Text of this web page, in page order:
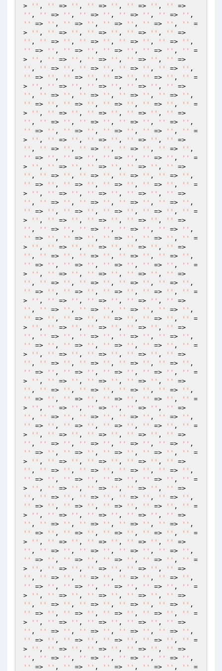
>
'' , '' => '' , '' => '' , '' => '' , ''
'' , '' => '' , '' => '' , '' => '' , '' => ''
''
=> '' , '' => '' , '' => '' , '' => '' , ''
=
>
'' , '' => '' , '' => '' , '' => '' , ''
'' , '' => '' , '' => '' , '' => '' , '' => ''
''
=> '' , '' => '' , '' => '' , '' => '' , ''
=
>
'' , '' => '' , '' => '' , '' => '' , ''
'' , '' => '' , '' => '' , '' => '' , '' => ''
''
=> '' , '' => '' , '' => '' , '' => '' , ''
=
>
'' , '' => '' , '' => '' , '' => '' , ''
'' , '' => '' , '' => '' , '' => '' , '' => ''
''
=> '' , '' => '' , '' => '' , '' => '' , ''
=
>
'' , '' => '' , '' => '' , '' => '' , ''
'' , '' => '' , '' => '' , '' => '' , '' => ''
''
=> '' , '' => '' , '' => '' , '' => '' , ''
=
>
'' , '' => '' , '' => '' , '' => '' , ''
'' , '' => '' , '' => '' , '' => '' , '' => ''
''
=> '' , '' => '' , '' => '' , '' => '' , ''
=
>
'' , '' => '' , '' => '' , '' => '' , ''
'' , '' => '' , '' => '' , '' => '' , '' => ''
''
=> '' , '' => '' , '' => '' , '' => '' , ''
=
>
'' , '' => '' , '' => '' , '' => '' , ''
'' , '' => '' , '' => '' , '' => '' , '' => ''
''
=> '' , '' => '' , '' => '' , '' => '' , ''
=
>
'' , '' => '' , '' => '' , '' => '' , ''
'' , '' => '' , '' => '' , '' => '' , '' => ''
''
=> '' , '' => '' , '' => '' , '' => '' , ''
=
>
'' , '' => '' , '' => '' , '' => '' , ''
'' , '' => '' , '' => '' , '' => '' , '' => ''
''
=> '' , '' => '' , '' => '' , '' => '' , ''
=
>
'' , '' => '' , '' => '' , '' => '' , ''
'' , '' => '' , '' => '' , '' => '' , '' => ''
''
=> '' , '' => '' , '' => '' , '' => '' , ''
=
>
'' , '' => '' , '' => '' , '' => '' , ''
'' , '' => '' , '' => '' , '' => '' , '' => ''
''
=> '' , '' => '' , '' => '' , '' => '' , ''
=
>
'' , '' => '' , '' => '' , '' => '' , ''
'' , '' => '' , '' => '' , '' => '' , '' => ''
''
=> '' , '' => '' , '' => '' , '' => '' , ''
=
>
'' , '' => '' , '' => '' , '' => '' , ''
'' , '' => '' , '' => '' , '' => '' , '' => ''
''
=> '' , '' => '' , '' => '' , '' => '' , ''
=
>
'' , '' => '' , '' => '' , '' => '' , ''
'' , '' => '' , '' => '' , '' => '' , '' => ''
''
=> '' , '' => '' , '' => '' , '' => '' , ''
=
>
'' , '' => '' , '' => '' , '' => '' , ''
'' , '' => '' , '' => '' , '' => '' , '' => ''
''
=> '' , '' => '' , '' => '' , '' => '' , ''
=
>
'' , '' => '' , '' => '' , '' => '' , ''
'' , '' => '' , '' => '' , '' => '' , '' => ''
''
=> '' , '' => '' , '' => '' , '' => '' , ''
=
>
'' , '' => '' , '' => '' , '' => '' , ''
'' , '' => '' , '' => '' , '' => '' , '' => ''
''
=> '' , '' => '' , '' => '' , '' => '' , ''
=
>
'' , '' => '' , '' => '' , '' => '' , ''
'' , '' => '' , '' => '' , '' => '' , '' => ''
''
=> '' , '' => '' , '' => '' , '' => '' , ''
=
>
'' , '' => '' , '' => '' , '' => '' , ''
'' , '' => '' , '' => '' , '' => '' , '' => ''
''
=> '' , '' => '' , '' => '' , '' => '' , ''
=
>
'' , '' => '' , '' => '' , '' => '' , ''
'' , '' => '' , '' => '' , '' => '' , '' => ''
''
=> '' , '' => '' , '' => '' , '' => '' , ''
=
>
'' , '' => '' , '' => '' , '' => '' , ''
'' , '' => '' , '' => '' , '' => '' , '' => ''
''
=> '' , '' => '' , '' => '' , '' => '' , ''
=
>
'' , '' => '' , '' => '' , '' => '' , ''
'' , '' => '' , '' => '' , '' => '' , '' => ''
''
=> '' , '' => '' , '' => '' , '' => '' , ''
=
>
'' , '' => '' , '' => '' , '' => '' , ''
'' , '' => '' , '' => '' , '' => '' , '' => ''
''
=> '' , '' => '' , '' => '' , '' => '' , ''
=
>
'' , '' => '' , '' => '' , '' => '' , ''
'' , '' => '' , '' => '' , '' => '' , '' => ''
''
=> '' , '' => '' , '' => '' , '' => '' , ''
=